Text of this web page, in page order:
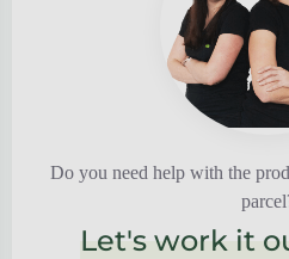
Do you need help with the
Let's work it